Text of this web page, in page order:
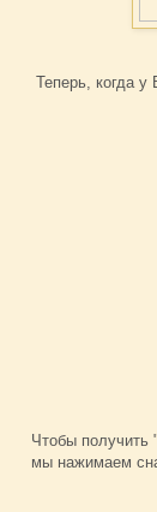
Теперь, когда у
Чтобы получить
мы нажимаем